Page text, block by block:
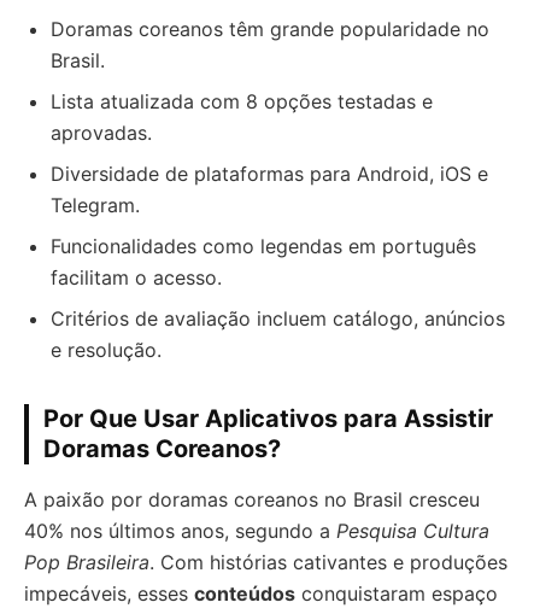
Doramas coreanos têm grande popularidade no
Brasil.
Lista atualizada com 8 opções testadas e
aprovadas.
Diversidade de plataformas para Android, iOS e
Telegram.
Funcionalidades como legendas em português
facilitam o acesso.
Critérios de avaliação incluem catálogo, anúncios
e resolução.
Por Que Usar Aplicativos para Assistir
Doramas Coreanos?
A paixão por doramas coreanos no Brasil cresceu
40% nos últimos anos, segundo a Pesquisa Cultura
Pop Brasileira. Com histórias cativantes e produções
impecáveis, esses conteúdos conquistaram espaço